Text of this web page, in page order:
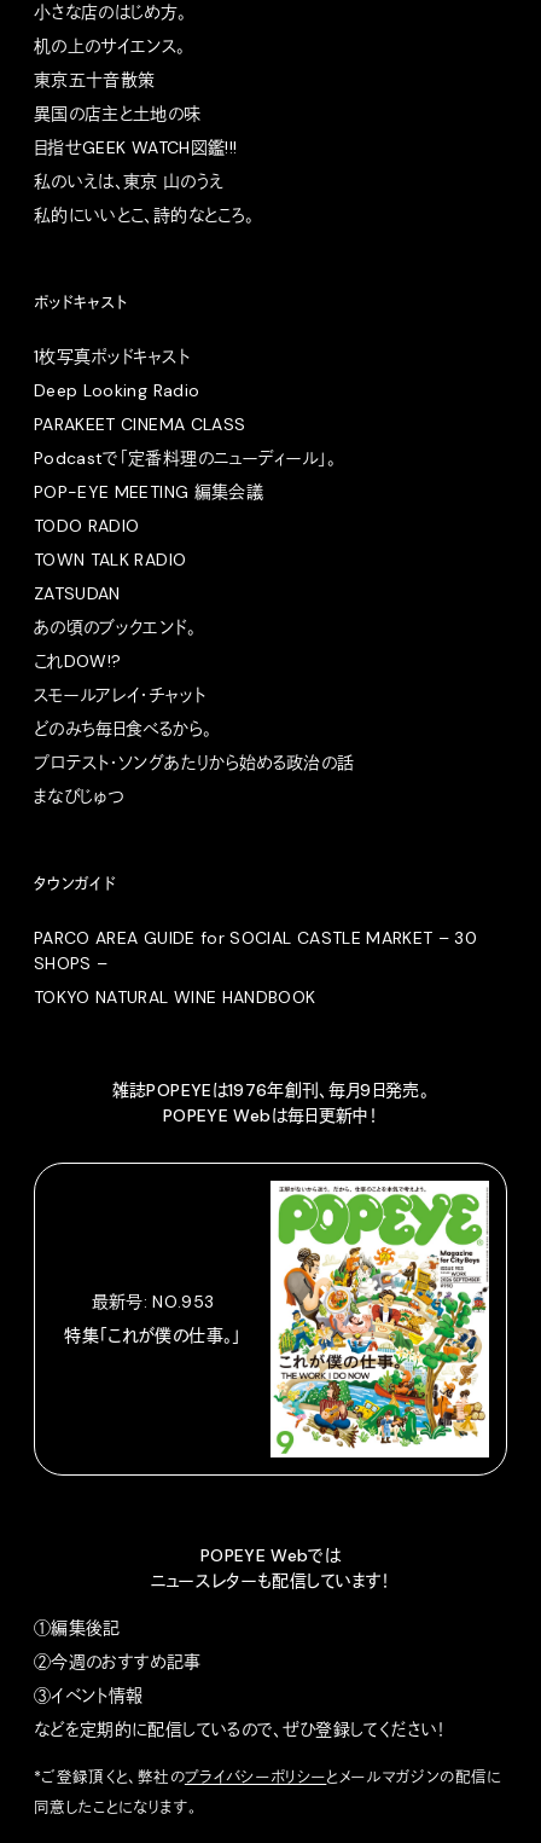
小さな店のはじめ方。
机の上のサイエンス。
東京五十音散策
異国の店主と土地の味
目指せGEEK WATCH図鑑!!!
私のいえは、東京 山のうえ
私的にいいとこ、詩的なところ。
ポッドキャスト
1枚写真ポッドキャスト
Deep Looking Radio
PARAKEET CINEMA CLASS
Podcastで「定番料理のニューディール」。
POP-EYE MEETING 編集会議
TODO RADIO
TOWN TALK RADIO
ZATSUDAN
あの頃のブックエンド。
これDOW!?
スモールアレイ・チャット
どのみち毎日食べるから。
プロテスト・ソングあたりから始める政治の話
まなびじゅつ
タウンガイド
PARCO AREA GUIDE for SOCIAL CASTLE MARKET – 30
SHOPS –
TOKYO NATURAL WINE HANDBOOK
雑誌POPEYEは1976年創刊、毎月9日発売。
POPEYE Webは毎日更新中！
最新号: NO.953
特集「これが僕の仕事。」
POPEYE Webでは
ニュースレターも配信しています！
①編集後記
②今週のおすすめ記事
③イベント情報
などを定期的に配信しているので、ぜひ登録してください！
*ご登録頂くと、弊社のプライバシーポリシーとメールマガジンの配信に
同意したことになります。